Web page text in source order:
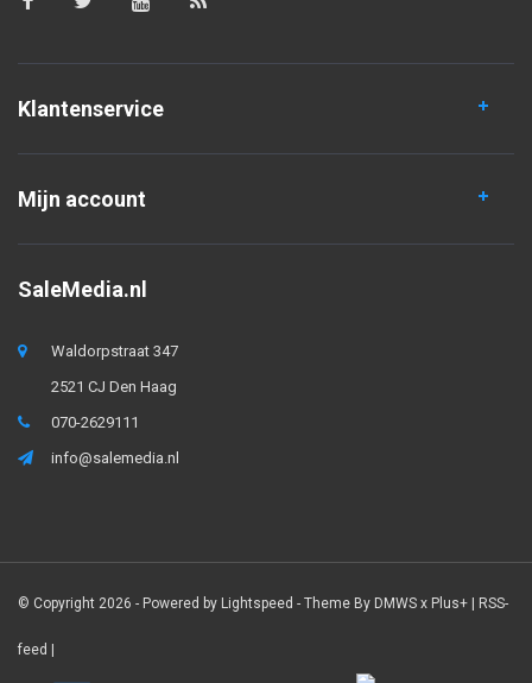
Klantenservice
Mijn account
SaleMedia.nl
Waldorpstraat 347
2521 CJ Den Haag
070-2629111
info@salemedia.nl
© Copyright 2026 - Powered by Lightspeed - Theme By DMWS x Plus+ | RSS-
feed |